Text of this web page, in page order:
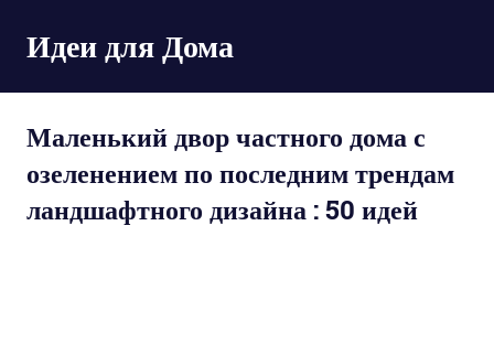
перейти
к
содержимому
Идеи для Дома
Маленький двор частного дома с
озеленением по последним трендам
ландшафтного дизайна : 50 идей